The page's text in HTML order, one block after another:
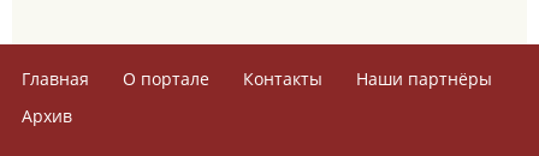
Главная О портале Контакты
Наши партнёры
Архив